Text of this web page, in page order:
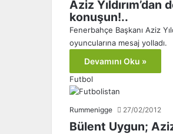
Aziz
konuşun!..
Fenerbahçe Başkanı Aziz
oyuncularına mesaj yolladı.
Devamını Oku »
Futbol
Rummenigge 27/02/2012
Bülent Uygun; Aziz